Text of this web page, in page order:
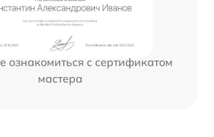
ознакомиться с сертификатом
мастера